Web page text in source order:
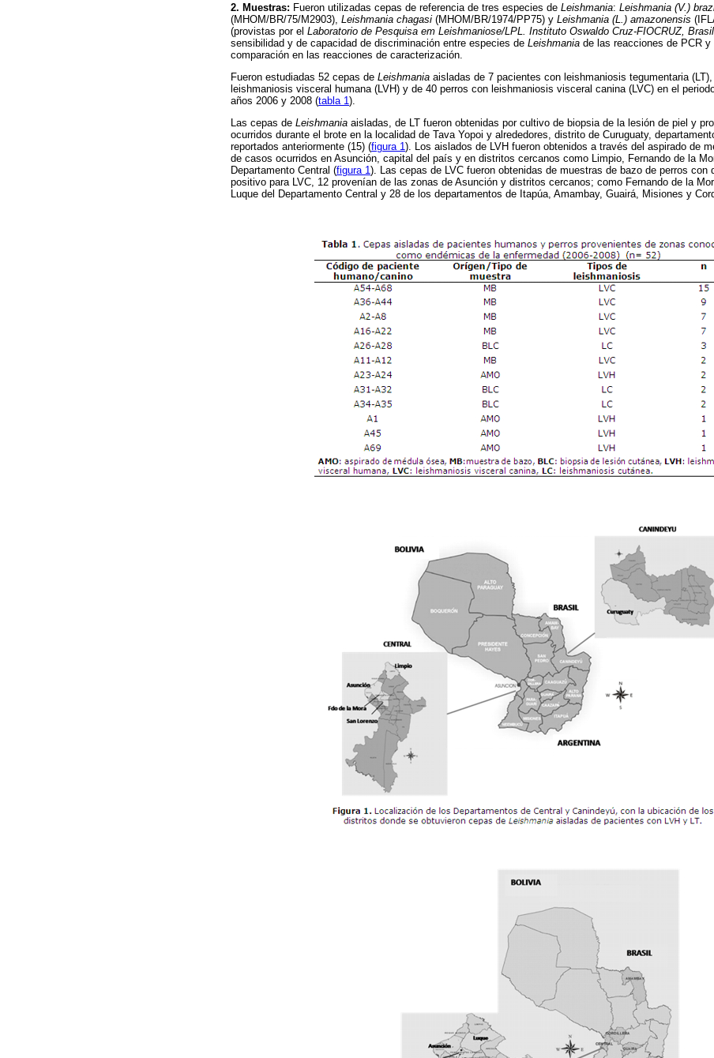
2. Muestras: Fueron utilizadas cepas de referencia de tres especies de Leishmania: Leishmania (V.)
(MHOM/BR/75/M2903), Leishmania chagasi (MHOM/BR/1974/PP75) y Leishmania (L.) amazonensis
(provistas por el Laboratorio de Pesquisa em Leishmaniose/LPL. Instituto Oswaldo Cruz-FIOCRUZ, Brasil
sensibilidad y de capacidad de discriminación entre especies de Leishmania de las reacciones de PCR
comparación en las reacciones de caracterización.
Fueron estudiadas 52 cepas de Leishmania aisladas de 7 pacientes con leishmaniosis tegumentaria
leishmaniosis visceral humana (LVH) y de 40 perros con leishmaniosis visceral canina (LVC) en el
años 2006 y 2008 (tabla 1).
Las cepas de Leishmania aisladas, de LT fueron obtenidas por cultivo de biopsia de la lesión de piel y
ocurridos durante el brote en la localidad de Tava Yopoi y alrededores, distrito de Curuguaty,
reportados anteriormente (15) (figura 1). Los aislados de LVH fueron obtenidos a través del aspirado de
de casos ocurridos en Asunción, capital del país y en distritos cercanos como Limpio, Fernando de la
Departamento Central (figura 1). Las cepas de LVC fueron obtenidas de muestras de bazo de perros con
positivo para LVC, 12 provenían de las zonas de Asunción y distritos cercanos; como Fernando de la
Luque del Departamento Central y 28 de los departamentos de Itapúa, Amambay, Guairá, Misiones y